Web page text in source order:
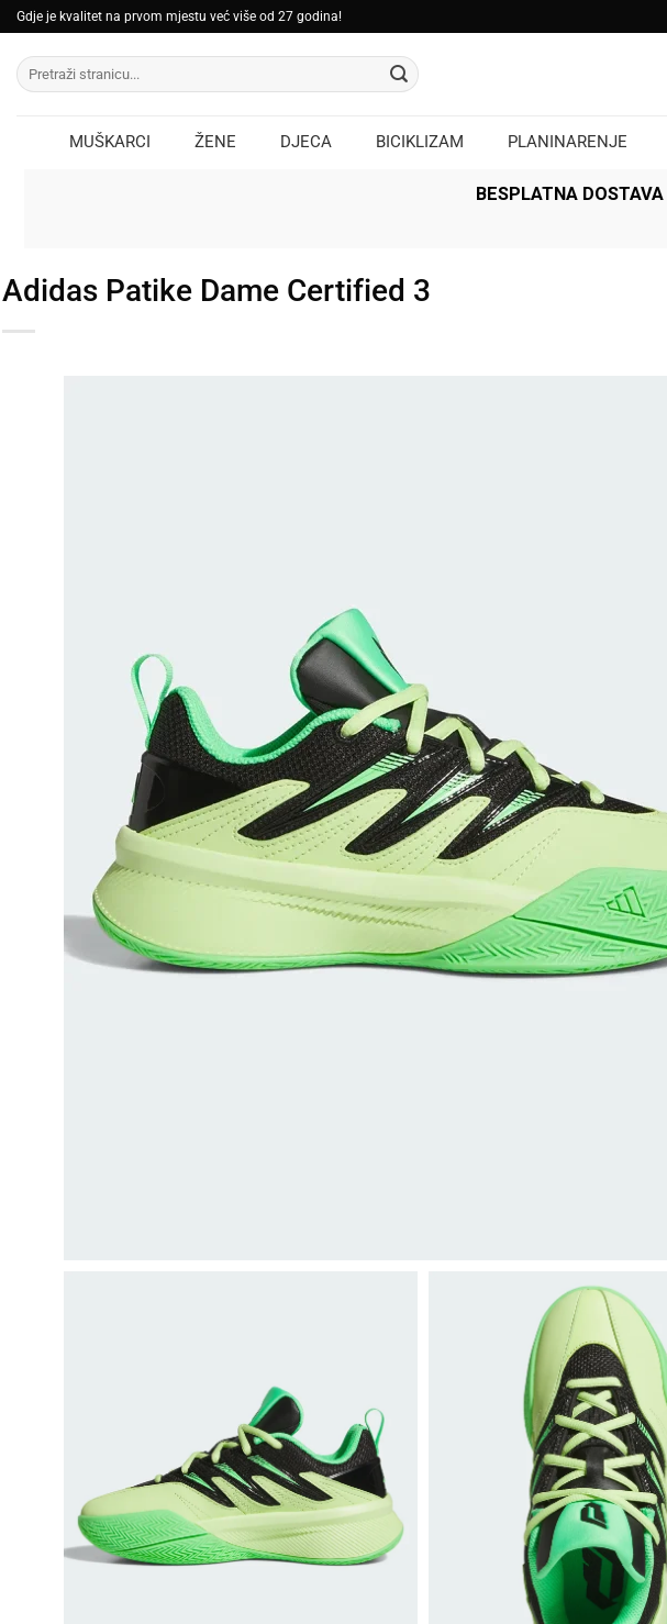
Skip
to
content
Gdje je kvalitet na prvom mjestu već više od 27 godina!
Pretraži:
MUŠKARCI ŽENE DJECA BICIKLIZAM PLANINARENJE
BESPLATNA DOSTAVA
Adidas Patike Dame Certified 3